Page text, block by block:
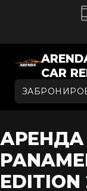
CAR
АРЕНДА